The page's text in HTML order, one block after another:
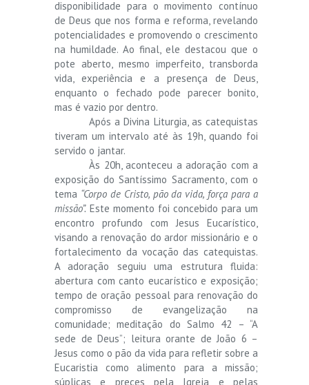
disponibilidade para o movimento contínuo
de Deus que nos forma e reforma, revelando
potencialidades e promovendo o crescimento
na humildade. Ao final, ele destacou que o
pote aberto, mesmo imperfeito, transborda
vida, experiência e a presença de Deus,
enquanto o fechado pode parecer bonito,
mas é vazio por dentro.
Após a Divina Liturgia, as catequistas
tiveram um intervalo até às 19h, quando foi
servido o jantar.
Às 20h, aconteceu a adoração com a
exposição do Santíssimo Sacramento, com o
tema “Corpo de Cristo, pão da vida, força para a
missão”. Este momento foi concebido para um
encontro profundo com Jesus Eucarístico,
visando a renovação do ardor missionário e o
fortalecimento da vocação das catequistas.
A adoração seguiu uma estrutura fluida:
abertura com canto eucarístico e exposição;
tempo de oração pessoal para renovação do
compromisso de evangelização na
comunidade; meditação do Salmo 42 – “A
sede de Deus”; leitura orante de João 6 –
Jesus como o pão da vida para refletir sobre a
Eucaristia como alimento para a missão;
súplicas e preces pela Igreja e pelas